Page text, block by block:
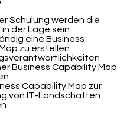
Schulung werden die
der Lage sein:
eine Business
zu erstellen
Business Capability Map
Capability Map zur
von IT-Landschaften